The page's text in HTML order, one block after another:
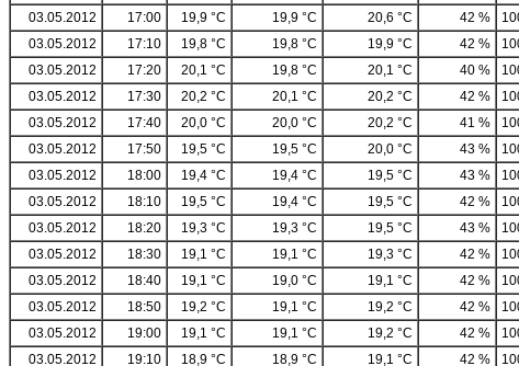
03.05.2012
17:00 19,9 °C 19,9 °C 20,6 °C 42 %
03.05.2012
17:10 19,8 °C 19,8 °C 19,9 °C 42 %
03.05.2012
17:20 20,1 °C 19,8 °C 20,1 °C 40 %
03.05.2012
17:30 20,2 °C 20,1 °C 20,2 °C 42 %
03.05.2012
17:40 20,0 °C 20,0 °C 20,2 °C 41 %
03.05.2012
17:50 19,5 °C 19,5 °C 20,0 °C 43 %
03.05.2012
18:00 19,4 °C 19,4 °C 19,5 °C 43 %
03.05.2012
18:10 19,5 °C 19,4 °C 19,5 °C 42 %
03.05.2012
18:20 19,3 °C 19,3 °C 19,5 °C 43 %
03.05.2012
18:30 19,1 °C 19,1 °C 19,3 °C 42 %
03.05.2012
18:40 19,1 °C 19,0 °C 19,1 °C 42 %
03.05.2012
18:50 19,2 °C 19,1 °C 19,2 °C 42 %
03.05.2012
19:00 19,1 °C 19,1 °C 19,2 °C 42 %
03.05.2012
19:10 18,9 °C 18,9 °C 19,1 °C 42 %